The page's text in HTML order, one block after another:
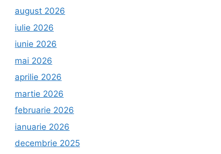
august 2026
iulie 2026
iunie 2026
mai 2026
aprilie 2026
martie 2026
februarie 2026
ianuarie 2026
decembrie 2025